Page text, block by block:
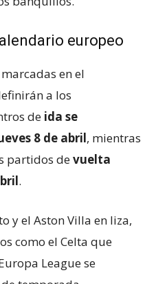
europeo
en el
a los
de ida se
8 de abril, mientras
partidos devuelta
.
y el Aston Villa en liza,
como el Celta que
League se